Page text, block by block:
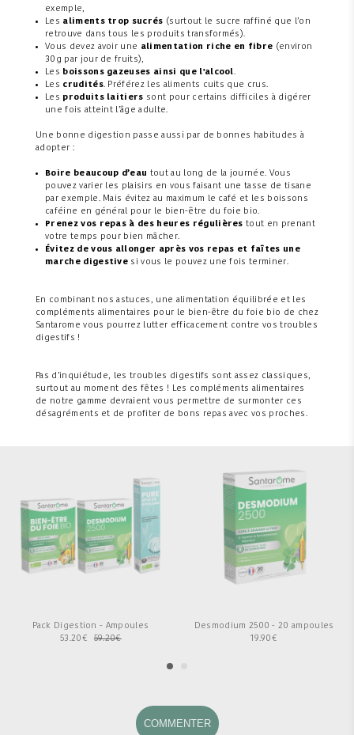
exemple,
Les aliments trop sucrés (surtout le sucre raffiné que l’on
retrouve dans tous les produits transformés).
Vous devez avoir une alimentation riche en fibre (environ
30g par jour de fruits),
Les boissons gazeuses ainsi que l'alcool.
Les crudités. Préférez les aliments cuits que crus.
Les produits laitiers sont pour certains difficiles à digérer
une fois atteint l’âge adulte.
Une bonne digestion passe aussi par de bonnes habitudes à
adopter :
Boire beaucoup d’eau tout au long de la journée. Vous
pouvez varier les plaisirs en vous faisant une tasse de tisane
par exemple. Mais évitez au maximum le café et les boissons
caféine en général pour le bien-être du foie bio.
Prenez vos repas à des heures régulières tout en prenant
votre temps pour bien mâcher.
Évitez de vous allonger après vos repas et faîtes une
marche digestive si vous le pouvez une fois terminer.
En combinant nos astuces, une alimentation équilibrée et les
compléments alimentaires pour le bien-être du foie bio de chez
Santarome vous pourrez lutter efficacement contre vos troubles
digestifs !
Pas d’inquiétude, les troubles digestifs sont assez classiques,
surtout au moment des fêtes ! Les compléments alimentaires
de notre gamme devraient vous permettre de surmonter ces
désagréments et de profiter de bons repas avec vos proches.
Pack Digestion - Ampoules
€
59.20
€
53.20
Desmodium 2500 - 20 ampoules
€
19.90
COMMENTER